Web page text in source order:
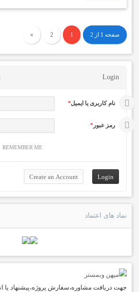
صفحه 1 از 2 1
2
»
Login
نام کاربری یا ایمیل*
رمز عبور *
REMEMBER ME
نماد های اعتماد
جهت دریافت مشاوره،سفارش پروژه،پیشنهاد یا